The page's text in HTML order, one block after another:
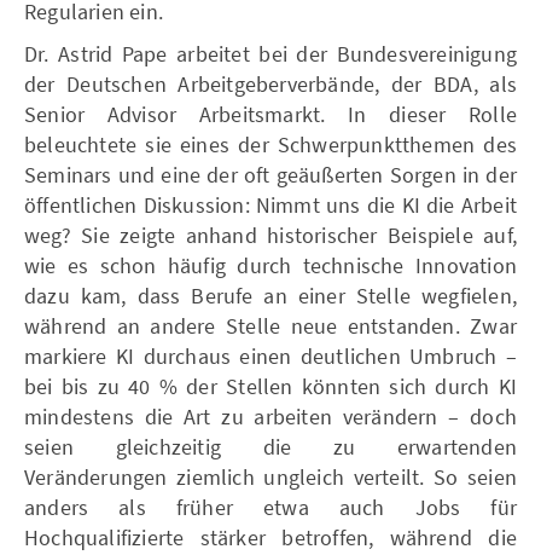
Regularien ein.
Dr. Astrid Pape arbeitet bei der Bundesvereinigung
der Deutschen Arbeitgeberverbände, der BDA, als
Senior Advisor Arbeitsmarkt. In dieser Rolle
beleuchtete sie eines der Schwerpunktthemen des
Seminars und eine der oft geäußerten Sorgen in der
öffentlichen Diskussion: Nimmt uns die KI die Arbeit
weg? Sie zeigte anhand historischer Beispiele auf,
wie es schon häufig durch technische Innovation
dazu kam, dass Berufe an einer Stelle wegfielen,
während an andere Stelle neue entstanden. Zwar
markiere KI durchaus einen deutlichen Umbruch –
bei bis zu 40 % der Stellen könnten sich durch KI
mindestens die Art zu arbeiten verändern – doch
seien gleichzeitig die zu erwartenden
Veränderungen ziemlich ungleich verteilt. So seien
anders als früher etwa auch Jobs für
Hochqualifizierte stärker betroffen, während die